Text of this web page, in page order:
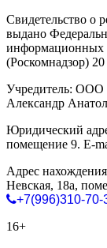
Свидетельство о
выдано
информационных
(Роскомнадзор) 20
Учредитель: ООО
Александр
Юридический
помещение 9. E-
Адрес
Невская, 18а,
+7(996)310-70-
16+